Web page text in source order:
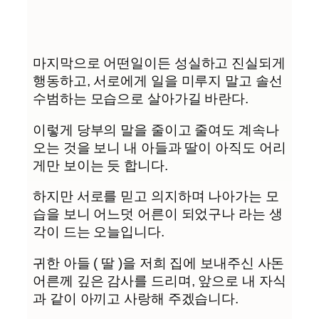
마지막으로 어떤일이든 성실하고 진실되게
행동하고, 서로에게 일을 미루지 말고 솔선
수범하는 모습으로 살아가길 바란다.
이렇게 당부의 말을 줄이고 줄여도 계속나
오는 것을 보니 내 아들과 딸이 아직도 어리
게만 보이는 듯 합니다.
하지만 서로를 믿고 의지하며 나아가는 모
습을 보니 어느덧 어른이 되었구나 라는 생
각이 드는 오늘입니다.
귀한 아들 ( 딸 )을 저희 집에 보내주신 사돈
어른께 깊은 감사를 드리며, 앞으로 내 자식
과 같이 아끼고 사랑해 주겠습니다.